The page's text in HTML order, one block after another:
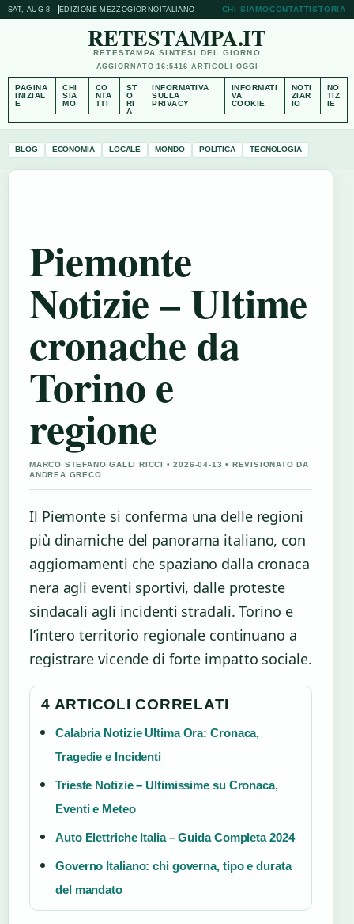
SAT, AUG 8 EDIZIONE MEZZOGIORNO ITALIANO CHI SIAMOCONTATTISTORIA
RETESTAMPA.IT
RETESTAMPA SINTESI DEL GIORNO
AGGIORNATO 16:5416 ARTICOLI OGGI
PAGINA
INIZIAL
E
CHI
SIA
MO
CO
NTA
TTI
ST
O
RI
A
INFORMATIVA
SULLA
PRIVACY
INFORMATI
VA
COOKIE
NOTI
ZIAR
IO
NO
TIZ
IE
BLOG ECONOMIA LOCALE MONDO POLITICA TECNOLOGIA
Piemonte
Notizie – Ultime
cronache da
Torino e
regione
MARCO STEFANO GALLI RICCI • 2026-04-13 • REVISIONATO DA
ANDREA GRECO
Il Piemonte si conferma una delle regioni
più dinamiche del panorama italiano, con
aggiornamenti che spaziano dalla cronaca
nera agli eventi sportivi, dalle proteste
sindacali agli incidenti stradali. Torino e
l’intero territorio regionale continuano a
registrare vicende di forte impatto sociale.
4 ARTICOLI CORRELATI
Calabria Notizie Ultima Ora: Cronaca,
Tragedie e Incidenti
Trieste Notizie – Ultimissime su Cronaca,
Eventi e Meteo
Auto Elettriche Italia – Guida Completa 2024
Governo Italiano: chi governa, tipo e durata
del mandato